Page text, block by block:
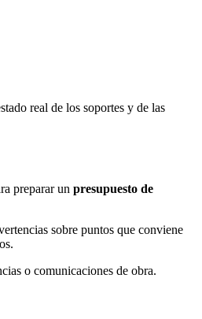
real de los soportes y de las
preparar un presupuesto de
sobre puntos que conviene
o comunicaciones de obra.